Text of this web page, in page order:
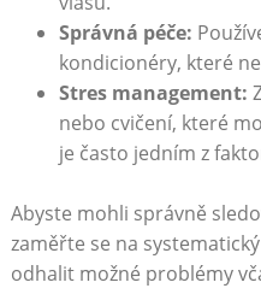
Správná péče:
kondicionéry, které
Stres management:
nebo cvičení, které
je často jedním z
Abyste mohli správně
zaměřte se na
odhalit možné problémy